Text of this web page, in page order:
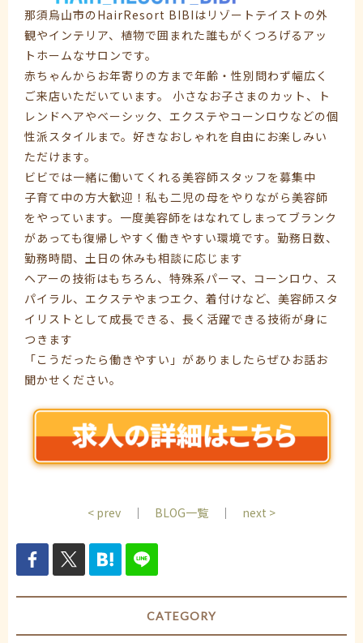
那須烏山市のHairResort BIBIはリゾートテイストの外
観やインテリア、植物で囲まれた誰もがくつろげるアッ
トホームなサロンです。
赤ちゃんからお年寄りの方まで年齢・性別問わず幅広く
ご来店いただいています。 小さなお子さまのカット、ト
レンドヘアやベーシック、エクステやコーンロウなどの個
性派スタイルまで。好きなおしゃれを自由にお楽しみい
ただけます。
ビビでは一緒に働いてくれる美容師スタッフを募集中
子育て中の方大歓迎！私も二児の母をやりながら美容師
をやっています。一度美容師をはなれてしまってブランク
があっても復帰しやすく働きやすい環境です。勤務日数、
勤務時間、土日の休みも相談に応じます
ヘアーの技術はもちろん、特殊系パーマ、コーンロウ、ス
パイラル、エクステやまつエク、着付けなど、美容師スタ
イリストとして成長できる、長く活躍できる技術が身に
つきます
「こうだったら働きやすい」がありましたらぜひお話お
聞かせください。
< prev ｜ BLOG一覧 ｜ next >
CATEGORY